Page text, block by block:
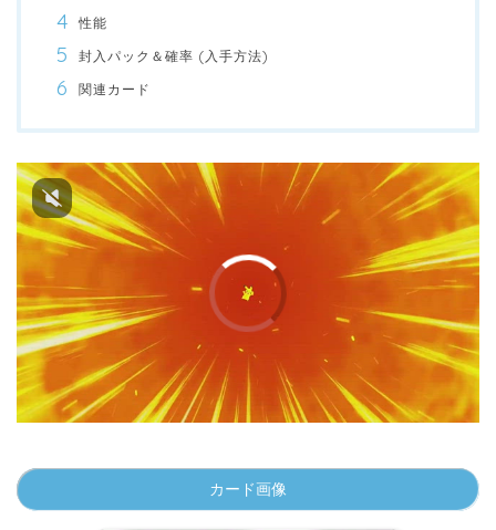
性能
封入パック＆確率 (入手方法)
関連カード
カード画像